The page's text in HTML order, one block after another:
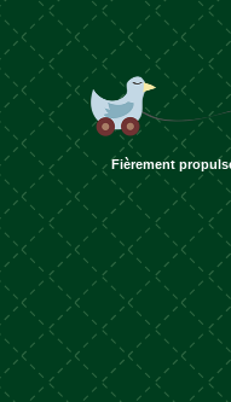
articles
Fièrement